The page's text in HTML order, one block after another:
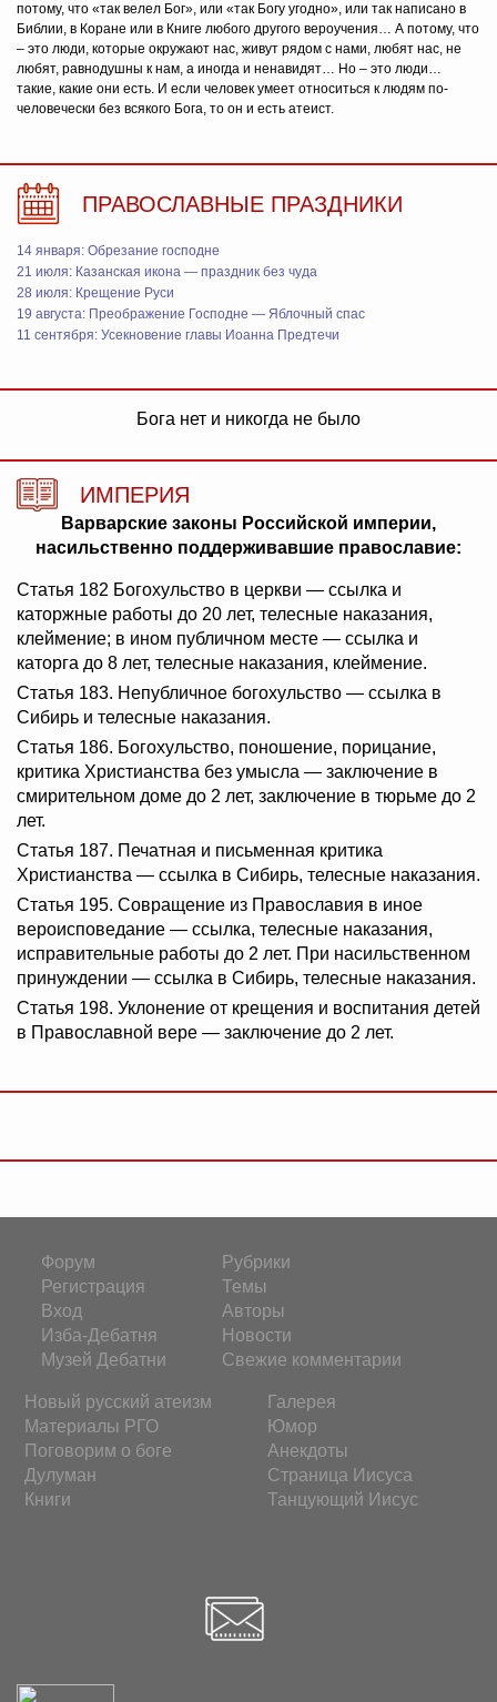
потому, что «так велел Бог», или «так Богу угодно», или так написано в
Библии, в Коране или в Книге любого другого вероучения… А потому, что
– это люди, которые окружают нас, живут рядом с нами, любят нас, не
любят, равнодушны к нам, а иногда и ненавидят… Но – это люди…
такие, какие они есть. И если человек умеет относиться к людям по-
человечески без всякого Бога, то он и есть атеист.
ПРАВОСЛАВНЫЕ ПРАЗДНИКИ
14 января: Обрезание господне
21 июля: Казанская икона — праздник без чуда
28 июля: Крещение Руси
19 августа: Преображение Господне — Яблочный спас
11 сентября: Усекновение главы Иоанна Предтечи
Бога нет и никогда не было
ИМПЕРИЯ
Варварские законы Российской империи,
насильственно поддерживавшие православие:
Статья 182 Богохульство в церкви — ссылка и
каторжные работы до 20 лет, телесные наказания,
клеймение; в ином публичном месте — ссылка и
каторга до 8 лет, телесные наказания, клеймение.
Статья 183. Непубличное богохульство — ссылка в
Сибирь и телесные наказания.
Статья 186. Богохульство, поношение, порицание,
критика Христианства без умысла — заключение в
смирительном доме до 2 лет, заключение в тюрьме до 2
лет.
Статья 187. Печатная и письменная критика
Христианства — ссылка в Сибирь, телесные наказания.
Статья 195. Совращение из Православия в иное
вероисповедание — ссылка, телесные наказания,
исправительные работы до 2 лет. При насильственном
принуждении — ссылка в Сибирь, телесные наказания.
Статья 198. Уклонение от крещения и воспитания детей
в Православной вере — заключение до 2 лет.
Форум
Регистрация
Вход
Изба-Дебатня
Музей Дебатни
Рубрики
Темы
Авторы
Новости
Свежие комментарии
Новый русский атеизм
Материалы РГО
Поговорим о боге
Дулуман
Книги
Галерея
Юмор
Анекдоты
Страница Иисуса
Танцующий Иисус